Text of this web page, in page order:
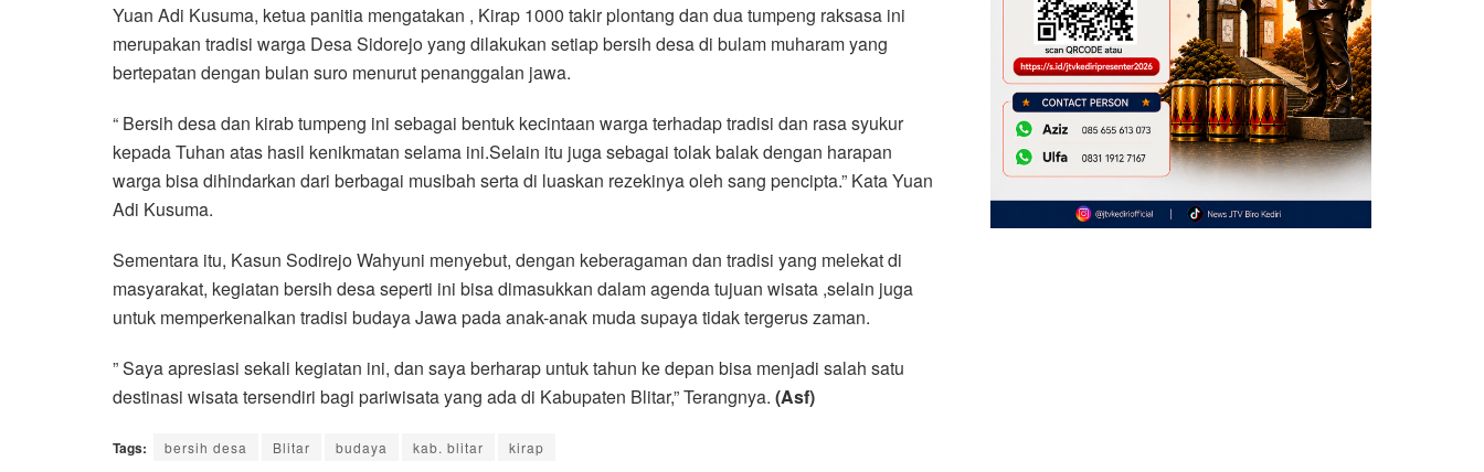
Yuan Adi Kusuma, ketua panitia mengatakan , Kirap 1000 takir plontang dan dua tumpeng raksasa ini
merupakan tradisi warga Desa Sidorejo yang dilakukan setiap bersih desa di bulam muharam yang
bertepatan dengan bulan suro menurut penanggalan jawa.
“ Bersih desa dan kirab tumpeng ini sebagai bentuk kecintaan warga terhadap tradisi dan rasa syukur
kepada Tuhan atas hasil kenikmatan selama ini.Selain itu juga sebagai tolak balak dengan harapan
warga bisa dihindarkan dari berbagai musibah serta di luaskan rezekinya oleh sang pencipta.” Kata Yuan
Adi Kusuma.
Sementara itu, Kasun Sodirejo Wahyuni menyebut, dengan keberagaman dan tradisi yang melekat di
masyarakat, kegiatan bersih desa seperti ini bisa dimasukkan dalam agenda tujuan wisata ,selain juga
untuk memperkenalkan tradisi budaya Jawa pada anak-anak muda supaya tidak tergerus zaman.
” Saya apresiasi sekali kegiatan ini, dan saya berharap untuk tahun ke depan bisa menjadi salah satu
destinasi wisata tersendiri bagi pariwisata yang ada di Kabupaten Blitar,” Terangnya. (Asf)
Tags: bersih desa Blitar budaya kab. blitar kirap